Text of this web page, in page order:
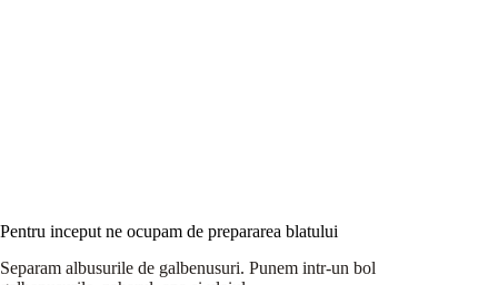
Pentru inceput ne ocupam de prepararea blatului
Separam albusurile de galbenusuri. Punem intr-un bol